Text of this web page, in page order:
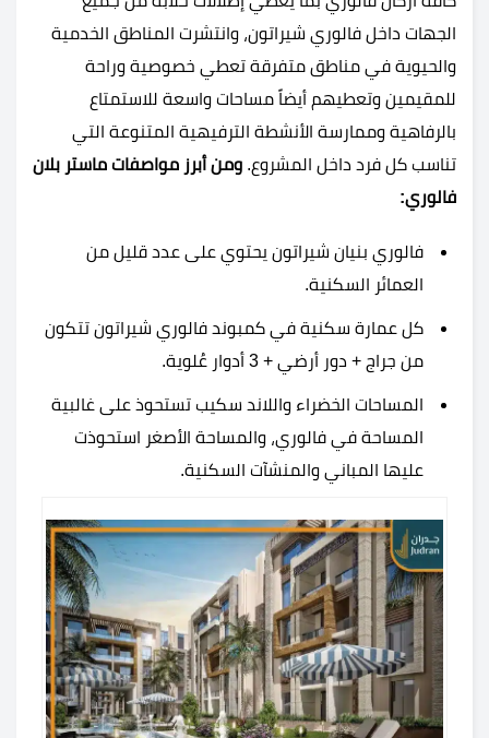
الجهات داخل فالوري شيراتون، وانتشرت المناطق الخدمية
والحيوية في مناطق متفرقة تعطي خصوصية وراحة
للمقيمين وتعطيهم أيضاً مساحات واسعة للاستمتاع
بالرفاهية وممارسة الأنشطة الترفيهية المتنوعة التي
تناسب كل فرد داخل المشروع. ومن أبرز مواصفات ماستر بلان
فالوري:
فالوري بنيان شيراتون يحتوي على عدد قليل من
العمائر السكنية.
كل عمارة سكنية في كمبوند فالوري شيراتون تتكون
من جراج + دور أرضي + 3 أدوار عُلوية.
المساحات الخضراء واللاند سكيب تستحوذ على غالبية
المساحة في فالوري، والمساحة الأصغر استحوذت
عليها المباني والمنشآت السكنية.